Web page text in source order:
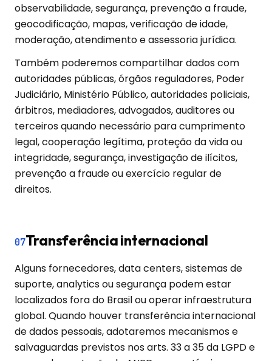
observabilidade, segurança, prevenção a fraude,
geocodificação, mapas, verificação de idade,
moderação, atendimento e assessoria jurídica.
Também poderemos compartilhar dados com
autoridades públicas, órgãos reguladores, Poder
Judiciário, Ministério Público, autoridades policiais,
árbitros, mediadores, advogados, auditores ou
terceiros quando necessário para cumprimento
legal, cooperação legítima, proteção da vida ou
integridade, segurança, investigação de ilícitos,
prevenção a fraude ou exercício regular de
direitos.
07Transferência internacional
Alguns fornecedores, data centers, sistemas de
suporte, analytics ou segurança podem estar
localizados fora do Brasil ou operar infraestrutura
global. Quando houver transferência internacional
de dados pessoais, adotaremos mecanismos e
salvaguardas previstos nos arts. 33 a 35 da LGPD e